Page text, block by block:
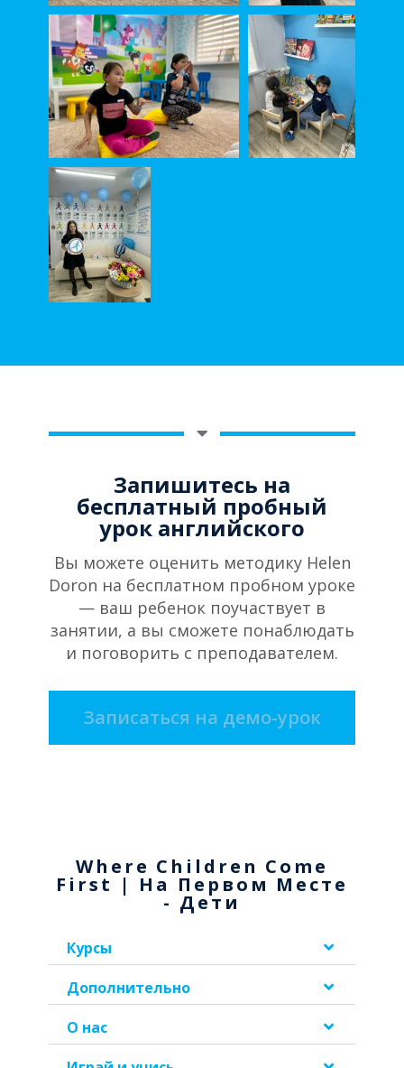
Запишитесь на
бесплатный пробный
урок английского
Вы можете оценить методику Helen
Doron на бесплатном пробном уроке
— ваш ребенок поучаствует в
занятии, а вы сможете понаблюдать
и поговорить с преподавателем.
Записаться на демо-урок
Where Children Come
First | На Первом Месте
- Дети
Курсы
Дополнительно
О нас